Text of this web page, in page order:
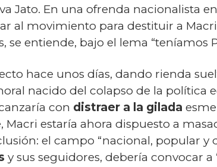
Jato. En una ofrenda nacionalista
al movimiento para destituir a
entiende, bajo el lema “teníamos
hace unos días, dando rienda
nacido del colapso de la política
con distraer a la gilada
Macri estaría ahora dispuesto a
el campo “nacional, popular y
y sus seguidores, debería convocar a